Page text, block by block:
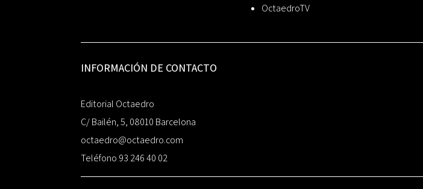
OctaedroTV
INFORMACIÓN DE CONTACTO
Editorial Octaedro
C/ Bailén, 5, 08010 Barcelona
octaedro@octaedro.com
Teléfono 93 246 40 02